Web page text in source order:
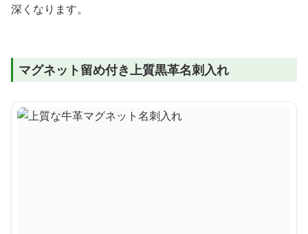
深くなります。
マグネット留め付き上質黒革名刺入れ